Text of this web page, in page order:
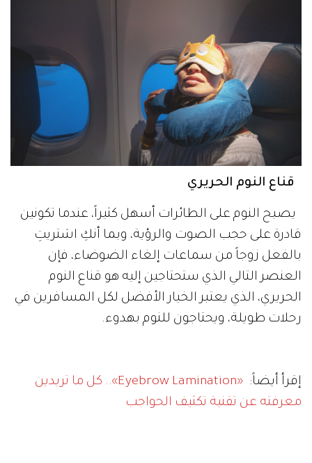
قناع النوم الحريري
يصبح النوم على الطائرات أسهل كثيراً، عندما تكونين
قادرة على حجب الصوت والرؤية، وبما أنكِ اشتريتِ
بالفعل زوجاً من سماعات إلغاء الضوضاء، فإن
العنصر التالي الذي ستحتاجين إليه هو قناع النوم
الحريري، الذي يعتبر الخيار الأفضل لكل المسافرين في
رحلات طويلة، ويحتاجون للنوم بهدوء.
إقرأ أيضاً:
«Eyebrow Lamination».. كل ما تريدين
معرفته عن تقنية تكثيف الحواجب